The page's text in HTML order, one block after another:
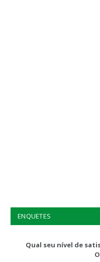
ENQUETES
Qual seu nível de